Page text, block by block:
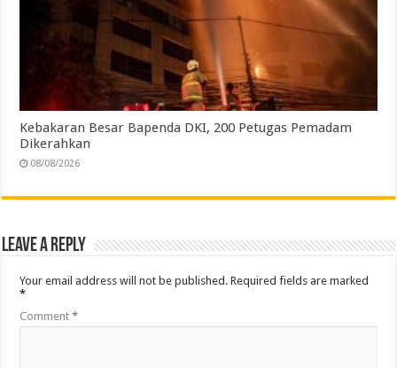
Kebakaran Besar Bapenda DKI, 200 Petugas Pemadam
Dikerahkan
08/08/2026
Leave a Reply
Your email address will not be published. Required fields are marked
*
Comment*